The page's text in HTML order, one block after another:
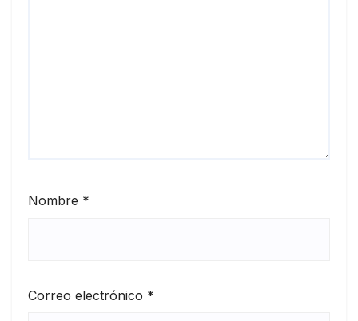
Nombre *
Correo electrónico *